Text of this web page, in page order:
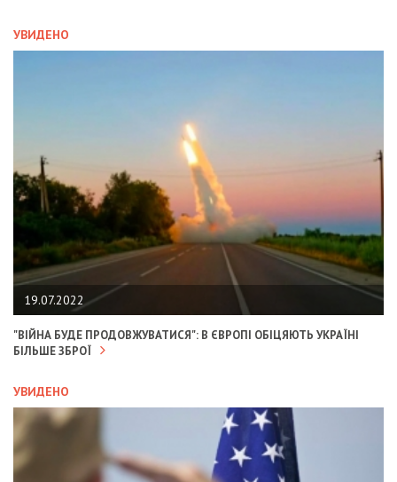
УВИДЕНО
19.07.2022
"ВІЙНА БУДЕ ПРОДОВЖУВАТИСЯ": В ЄВРОПІ ОБІЦЯЮТЬ УКРАЇНІ
БІЛЬШЕ ЗБРОЇ
УВИДЕНО